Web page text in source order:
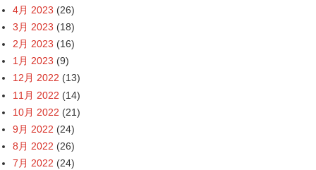
4月 2023 (26)
3月 2023 (18)
2月 2023 (16)
1月 2023 (9)
12月 2022 (13)
11月 2022 (14)
10月 2022 (21)
9月 2022 (24)
8月 2022 (26)
7月 2022 (24)